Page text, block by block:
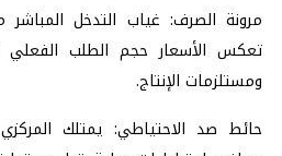
مرونة الصرف: غياب التدخل
تعكس الأسعار حجم الطلب الفعلي
ومستلزمات الإنتاج.
حائط صد الاحتياطي: يمتلك